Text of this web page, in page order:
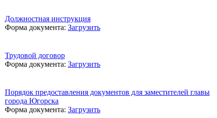
Должностная инструкция
Форма документа: Загрузить
Трудовой договор
Форма документа: Загрузить
Порядок предоставления документов для заместителей главы
города Югорска
Форма документа: Загрузить